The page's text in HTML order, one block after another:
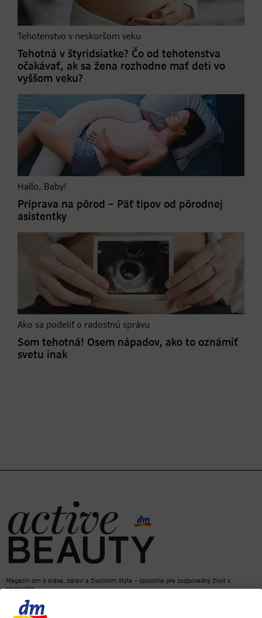
Tehotenstvo v neskoršom veku
Tehotná v štyridsiatke? Čo od tehotenstva
očakávať, ak sa žena rozhodne mať deti vo
vyššom veku?
Hallo, Baby!
Príprava na pôrod – Päť tipov od pôrodnej
asistentky
Ako sa podeliť o radostnú správu
Som tehotná! Osem nápadov, ako to oznámiť
svetu inak
Magazín dm o kráse, zdraví a životnom štýle – spoločne pre zodpovedný život v
rovnováhe